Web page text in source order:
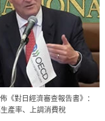
《對日經濟審查報告書》：
產率、上調消費稅
青年研究人員赴海外開
應用於量子電腦